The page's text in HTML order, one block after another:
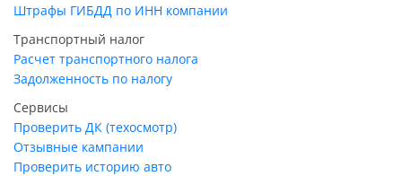
Штрафы ГИБДД по ИНН компании
Транспортный налог
Расчет транспортного налога
Задолженность по налогу
Сервисы
Проверить ДК (техосмотр)
Отзывные кампании
Проверить историю авто